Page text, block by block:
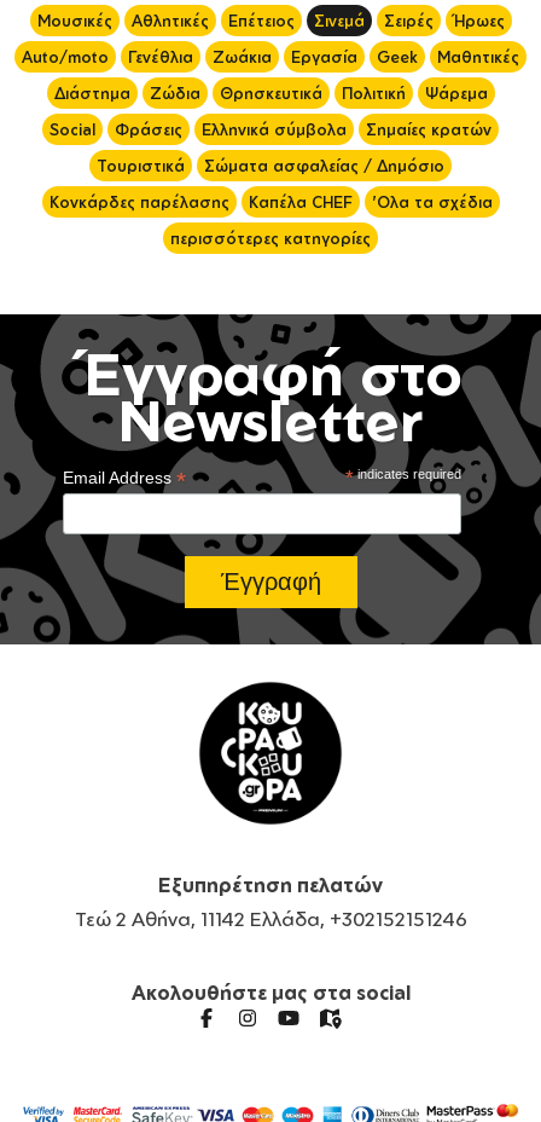
Μουσικές
Αθλητικές Επέτειος Σινεμά Σειρές
Ήρωες
Auto/moto
Γενέθλια Ζωάκια Εργασία Geek
Μαθητικές
Διάστημα
Ζώδια Θρησκευτικά Πολιτική
Ψάρεμα
Social
Φράσεις Ελληνικά σύμβολα
Σημαίες κρατών
Τουριστικά
Σώματα ασφαλείας / Δημόσιο
Κονκάρδες παρέλασης
Καπέλα CHEF
'Ολα τα σχέδια
περισσότερες κατηγορίες
Έγγραφή στο
Newsletter
*indicates required
Email Address*
Εξυπηρέτηση πελατών
Τεώ 2 Αθήνα, 11142 Ελλάδα, +302152151246
Ακολουθήστε μας στα social